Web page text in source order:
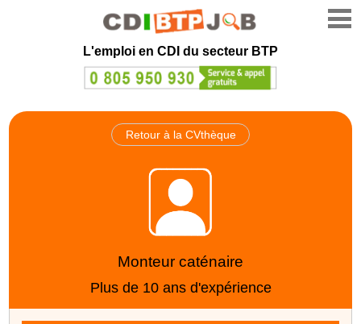
L'emploi en CDI du secteur BTP
Retour à la CVthèque
Monteur caténaire
Plus de 10 ans d'expérience